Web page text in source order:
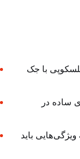
با جک
ساده در
باید